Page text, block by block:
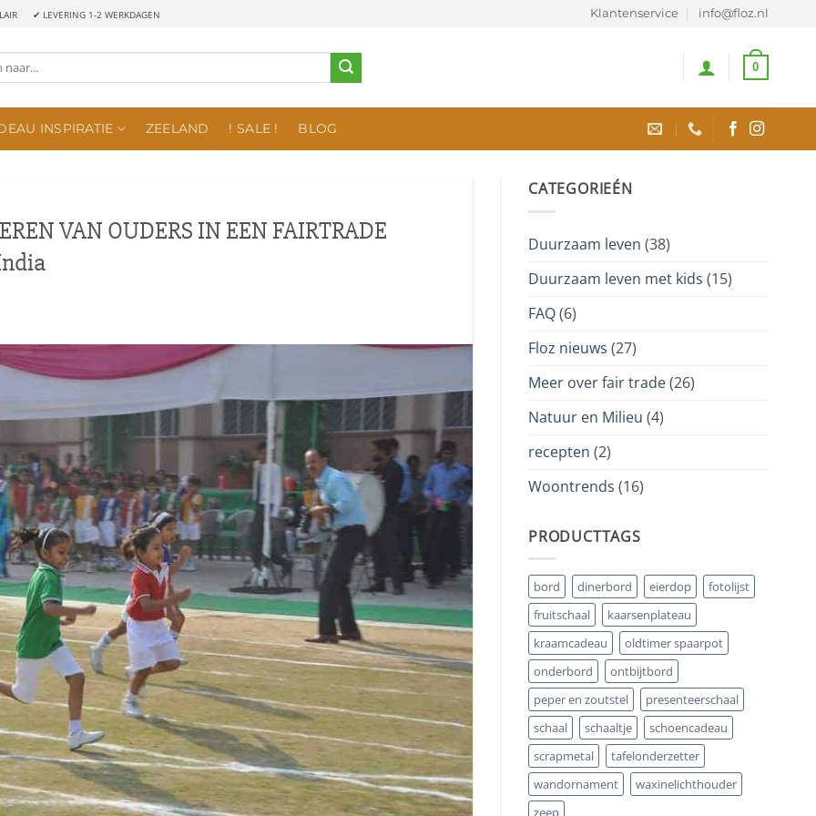
✔ LEVERING 1-2 WERKDAGEN Klantenservice info@floz.nl
0
INSPIRATIE ZEELAND ! SALE ! BLOG
VAN OUDERS IN EEN FAIRTRADE
CATEGORIEÉN
Duurzaam leven (38)
Duurzaam leven met kids (15)
FAQ(6)
Floz nieuws (27)
Meer over fair trade(26)
Natuur en Milieu (4)
recepten (2)
Woontrends (16)
PRODUCTTAGS
bord dinerbord eierdop
fotolijst
fruitschaal
kaarsenplateau
kraamcadeau
oldtimer spaarpot
onderbord
ontbijtbord
peper en zoutstel
presenteerschaal
schaal
schaaltje
schoencadeau
scrapmetal
tafelonderzetter
wandornament
waxinelichthouder
zeep